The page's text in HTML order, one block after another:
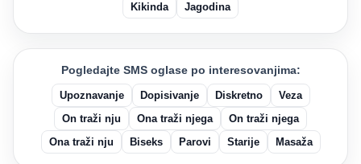
Kikinda
Jagodina
Pogledajte SMS oglase po interesovanjima:
Upoznavanje Dopisivanje Diskretno
Veza
On traži nju
Ona traži njega
On traži njega
Ona traži nju
Biseks Parovi Starije Masaža